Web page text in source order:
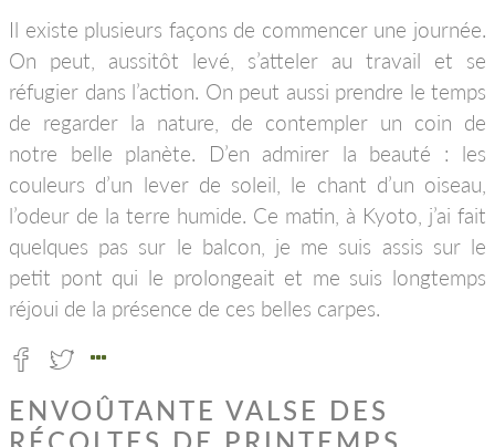
Il existe plusieurs façons de commencer une journée.
On peut, aussitôt levé, s’atteler au travail et se
réfugier dans l’action. On peut aussi prendre le temps
de regarder la nature, de contempler un coin de
notre belle planète. D’en admirer la beauté : les
couleurs d’un lever de soleil, le chant d’un oiseau,
l’odeur de la terre humide. Ce matin, à Kyoto, j’ai fait
quelques pas sur le balcon, je me suis assis sur le
petit pont qui le prolongeait et me suis longtemps
réjoui de la présence de ces belles carpes.
ENVOÛTANTE VALSE DES